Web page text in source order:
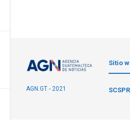
AGN.GT - 2021
Sitio
SCSPR